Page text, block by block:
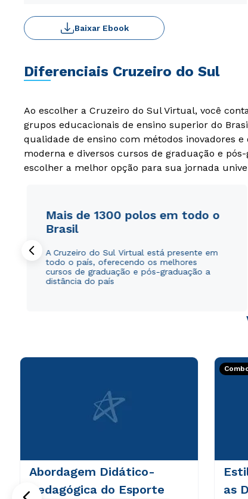
Baixar Ebook
Diferenciais Cruzeiro do Sul
Ao escolher a Cruzeiro do Sul Virtual, você
grupos educacionais de ensino superior do
qualidade de ensino com métodos inovadores
moderna e diversos cursos de graduação e
escolher a melhor opção para sua jornada
Mais de 1300 polos em todo o
Brasil
A Cruzeiro do Sul Virtual está presente em
todo o país, oferecendo os melhores
cursos de graduação e pós-graduação a
distância do país
Abordagem Didático-
Pedagógica do Esporte
as